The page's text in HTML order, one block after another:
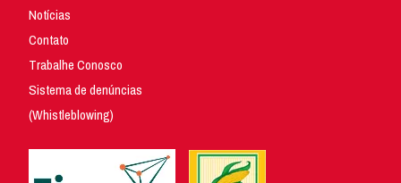
Notícias
Contato
Trabalhe Conosco
Sistema de denúncias
(Whistleblowing)